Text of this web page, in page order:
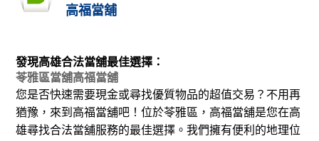
高福當舖
發現高雄合法當舖最佳選擇：
苓雅區當舖高福當舖
您是否快速需要現金或尋找優質物品的超值交易？不用再
猶豫，來到高福當舖吧！位於苓雅區，高福當舖是您在高
雄尋找合法當舖服務的最佳選擇。我們擁有便利的地理位